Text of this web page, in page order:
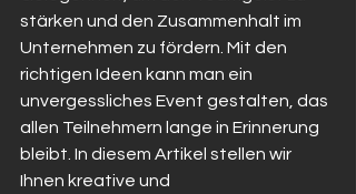
stärken und den Zusammenhalt im
Unternehmen zu fördern. Mit den
richtigen Ideen kann man ein
unvergessliches Event gestalten, das
allen Teilnehmern lange in Erinnerung
bleibt. In diesem Artikel stellen wir
Ihnen kreative und